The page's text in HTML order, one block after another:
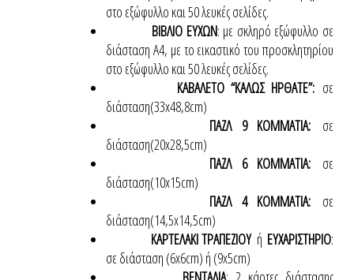
στο εξώφυλλο και 50 λευκές σελίδες.
ΒΙΒΛΙΟ ΕΥΧΩΝ: με σκληρό εξώφυλλο σε
διάσταση Α4, με το εικαστικό του προσκλητηρίου
στο εξώφυλλο και 50 λευκές σελίδες.
ΚΑΒΑΛΕΤΟ “ΚΑΛΩΣ ΗΡΘΑΤΕ”: σε
διάσταση(33x48,8cm)
ΠΑΖΛ 9 ΚΟΜΜΑΤΙΑ: σε
διάσταση(20x28,5cm)
ΠΑΖΛ 6 ΚΟΜΜΑΤΙΑ: σε
διάσταση(10x15cm)
ΠΑΖΛ 4 ΚΟΜΜΑΤΙΑ: σε
διάσταση(14,5x14,5cm)
ΚΑΡΤΕΛΑΚΙ ΤΡΑΠΕΖΙΟΥ ή ΕΥΧΑΡΙΣΤΗΡΙΟ:
σε διάσταση (6x6cm) ή (9x5cm)